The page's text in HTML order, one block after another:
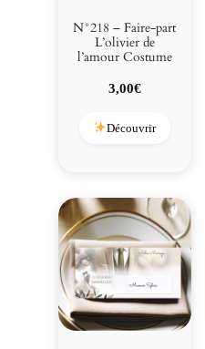
N°218 – Faire-part
L’olivier de
l’amour Costume
3,00€
Découvrir